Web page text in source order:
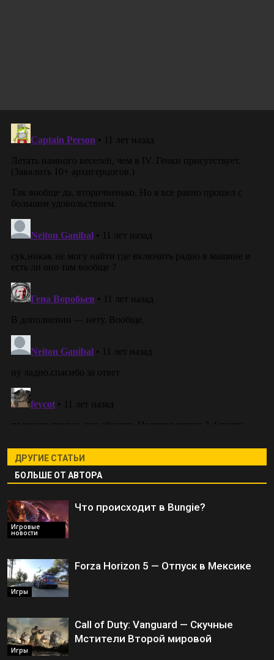
ДРУГИЕ СТАТЬИ
БОЛЬШЕ ОТ АВТОРА
Игровые
новости
Что происходит в Bungie?
Игры
Forza Horizon 5 — Отпуск в Мексике
Игры
Call of Duty: Vanguard — Скучные
Мстители Второй мировой